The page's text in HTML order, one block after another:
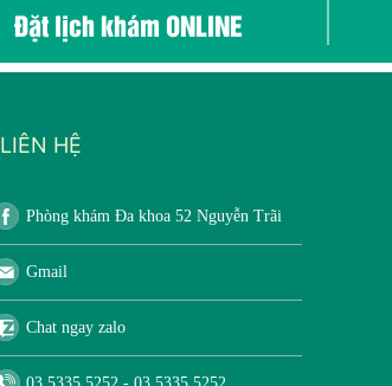
Đặt lịch khám ONLINE
LIÊN HỆ
Phòng khám Đa khoa 52 Nguyễn Trãi
Gmail
Chat ngay zalo